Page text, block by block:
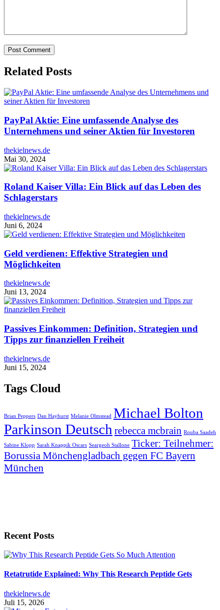
Related Posts
PayPal Aktie: Eine umfassende Analyse des
Unternehmens und seiner Aktien für Investoren
thekielnews.de
Mai 30, 2024
Roland Kaiser Villa: Ein Blick auf das Leben des
Schlagerstars
thekielnews.de
Juni 6, 2024
Geld verdienen: Effektive Strategien und
Möglichkeiten
thekielnews.de
Juni 13, 2024
Passives Einkommen: Definition, Strategien und
Tipps zur finanziellen Freiheit
thekielnews.de
Juni 15, 2024
Tags Cloud
Brian Peppers Dan Hayhurst Melanie Olmstead Michael Bolton
Parkinson Deutsch rebecca mcbrain Rouba Saadeh
Sabine Klopp Sarah Knappik Oscars Seargeoh Stallone Ticker: Teilnehmer:
Borussia Mönchengladbach gegen FC Bayern
München
Recent Posts
Retatrutide Explained: Why This Research Peptide Gets
thekielnews.de
Juli 15, 2026